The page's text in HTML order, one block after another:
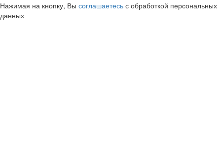
Нажимая на кнопку, Вы соглашаетесь с обработкой персональных
данных